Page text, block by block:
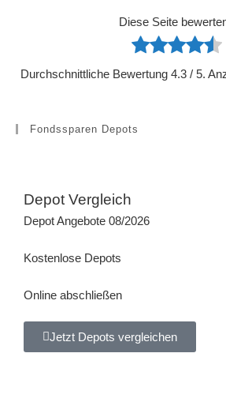
Diese Seite
Durchschnittliche Bewertung 4.3/ 5.
Fondssparen Depots
Depot Vergleich
Depot Angebote 08/2026
Kostenlose Depots
Online abschließen
Jetzt Depots vergleichen